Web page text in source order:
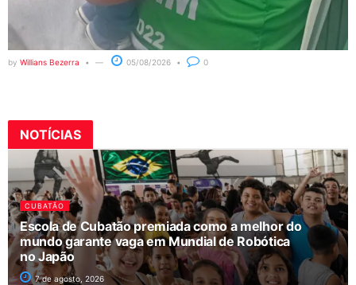
by Willians Bezerra 05/08/2026 0
NOTÍCIAS
CUBATÃO
Escola de Cubatão premiada como a melhor do
mundo garante vaga em Mundial de Robótica
no Japão
7 de agosto, 2026